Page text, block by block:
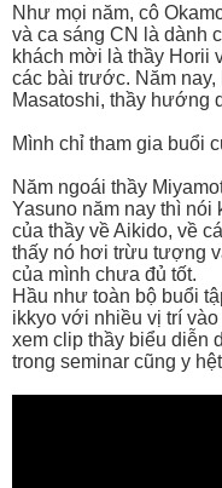
Như mọi năm, cô
và ca sáng CN là dành
khách mời là thầy Horii
các bài trước. Năm
Masatoshi, thầy hướng
Mình chỉ tham gia buổi
Năm ngoái thầy
Yasuno năm nay thì nói
của thầy về Aikido, về
thấy nó hơi trừu tượng
của mình chưa đủ tốt.
Hầu như toàn bộ buổi
ikkyo với nhiều vị trí
xem clip thầy biểu diễn
trong seminar cũng y